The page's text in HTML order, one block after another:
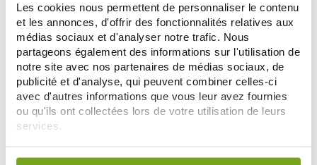
Les cookies nous permettent de personnaliser le contenu
et les annonces, d'offrir des fonctionnalités relatives aux
médias sociaux et d'analyser notre trafic. Nous
partageons également des informations sur l'utilisation de
notre site avec nos partenaires de médias sociaux, de
publicité et d'analyse, qui peuvent combiner celles-ci
avec d'autres informations que vous leur avez fournies
ou qu'ils ont collectées lors de votre utilisation de leurs
services.
Votre choix de consentement est conservé pendant une
Retrouvez plus de20 000 référencesà prix discount, de
nombreuses offres et promotions ainsi que toutes vos
marques préférées,Filorga, Nuxe,Caudalie,Rosebaie
Mustela ,Uriage,Lierac, Garancia,Biocyte,Erborian,
Lancaster,IT cosmetics... Bénéficiez de nos promotions et
soyez à l'affût de nos nouveautés sur les produits de la
parapharmacie, les produits de beauté, les produits bio...